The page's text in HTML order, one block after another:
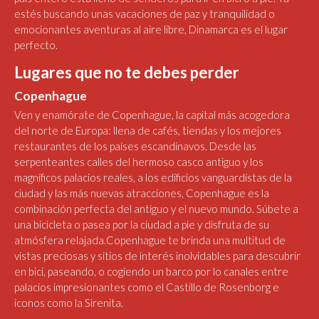
estés buscando unas vacaciones de paz y tranquilidad o
emocionantes aventuras al aire libre, Dinamarca es el lugar
perfecto.
Lugares que no te debes perder
Copenhague
Ven y enamórate de Copenhague, la capital más acogedora
del norte de Europa: llena de cafés, tiendas y los mejores
restaurantes de los países escandinavos. Desde las
serpenteantes calles del hermoso casco antiguo y los
magníficos palacios reales, a los edificios vanguardistas de la
ciudad y las más nuevas atracciones, Copenhague es la
combinación perfecta del antiguo y el nuevo mundo. Súbete a
una bicicleta o pasea por la ciudad a pie y disfruta de su
atmósfera relajada.Copenhague te brinda una multitud de
vistas preciosas y sitios de interés inolvidables para descubrir
en bici, paseando, o cogiendo un barco por lo canales entre
palacios impresionantes como el Castillo de Rosenborg e
iconos como la Sirenita.